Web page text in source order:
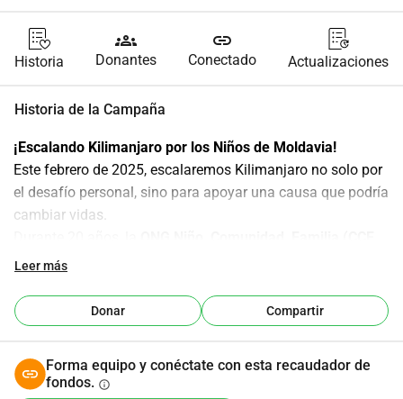
Historia
groups
Donantes
link
Conectado Actualizaciones
Historia de la Campaña
¡Escalando Kilimanjaro por los Niños de Moldavia!
Este febrero de 2025, escalaremos Kilimanjaro no solo por
el desafío personal, sino para apoyar una causa que podría
cambiar vidas.
Moldavia)
a encontrar nuevas familias amorosas, previniendo el
abandono.
Sin embargo, para algunas familias en Moldavia, la
pobreza, la falta de recursos y los desafíos abrumadores
Leer más
Donar Compartir
Forma equipo y conéctate con esta recaudador de
fondos. info